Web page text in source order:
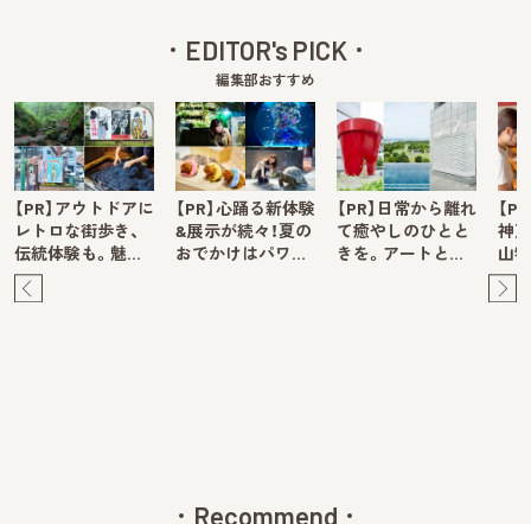
EDITOR's PICK
編集部おすすめ
【PR】アウトドアに
レトロな街歩き、
伝統体験も。魅…
【PR】心踊る新体験
&展示が続々！夏の
おでかけはパワ…
【PR】日常から離れ
て癒やしのひとと
きを。アートと…
【
神
山
Recommend